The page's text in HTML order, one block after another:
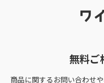
無料ご
商品に関するお問い合わせや